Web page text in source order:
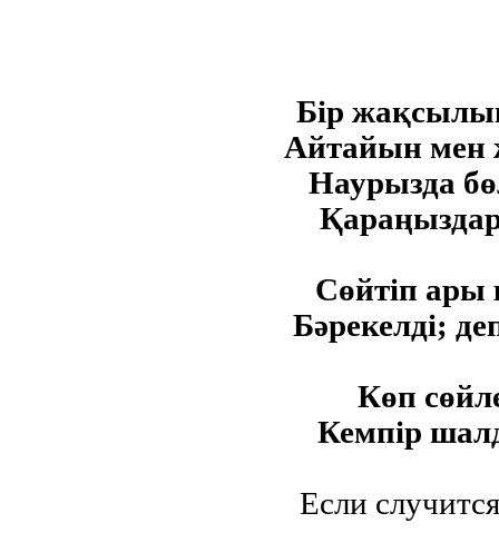
Бір
Айтайын мен
Наурызда
Сөйтіп ары
Бәрекелді;
Көп
Кемпір
Если